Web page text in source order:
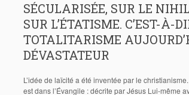
SÉCULARISÉE, SUR LE
SUR L’ÉTATISME. C’EST-À-
TOTALITARISME
DÉVASTATEUR
L’idée de laïcité a été inventée par le
est dans l’Évangile : décrite par Jésus Lui-même